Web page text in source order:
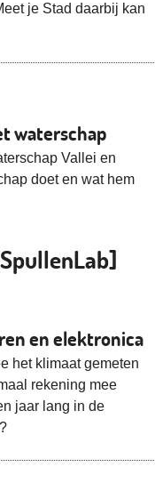
je Stad daarbij kan
waterschap
Vallei en
doet en wat hem
en elektronica
het klimaat gemeten
rekening mee
jaar lang in de